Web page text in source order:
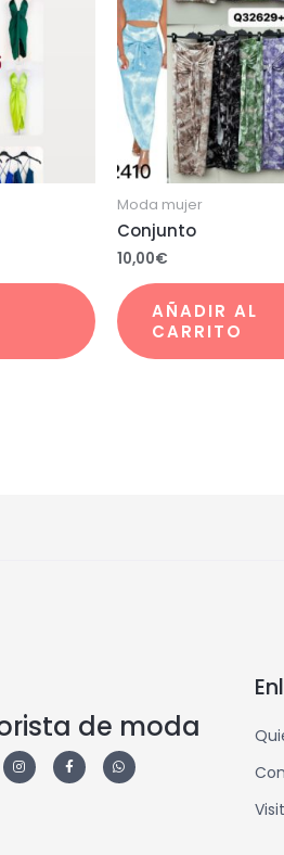
Moda mujer
Conjunto
10,00€
AÑADIR AL
CARRITO
de moda